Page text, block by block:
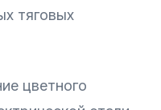
тяговых
цветного